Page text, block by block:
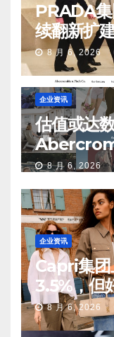
PRADA集
续翻新扩
第二、第
8 月 6, 2026
企业资讯
估值或达
中国业务
8 月 6, 2026
企业资讯
Capri集团
3.5%，但
Kors 在中
8 月 6, 2026